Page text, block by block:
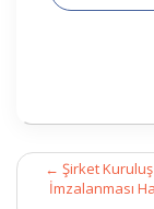
Post
navigation
← Şirket
İmzalanması